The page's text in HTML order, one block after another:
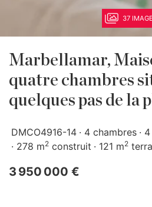
37
Marbellamar,
quatre chambres
quelques pas de la
DMCO4916-14 4 chambres
278 m2 construit 121 m2
3 950 000 €